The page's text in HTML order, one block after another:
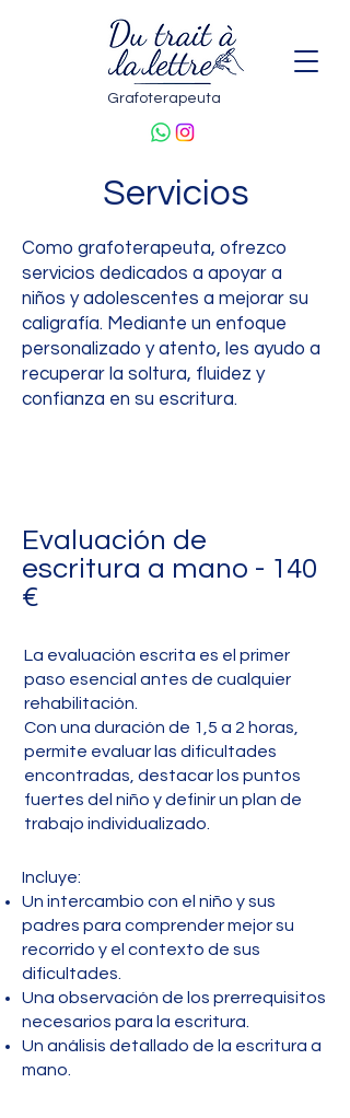
Grafoterapeuta
Servicios
Como grafoterapeuta, ofrezco
servicios dedicados a apoyar a
niños y adolescentes a mejorar su
caligrafía. Mediante un enfoque
personalizado y atento, les ayudo a
recuperar la soltura, fluidez y
confianza en su escritura.
Evaluación de
escritura a mano - 140
€
La evaluación escrita es el primer
paso esencial antes de cualquier
rehabilitación.
Con una duración de 1,5 a 2 horas,
permite evaluar las dificultades
encontradas, destacar los puntos
fuertes del niño y definir un plan de
trabajo individualizado.
Incluye:
Un intercambio con el niño y sus
padres para comprender mejor su
recorrido y el contexto de sus
dificultades.
Una observación de los prerrequisitos
necesarios para la escritura.
Un análisis detallado de la escritura a
mano.